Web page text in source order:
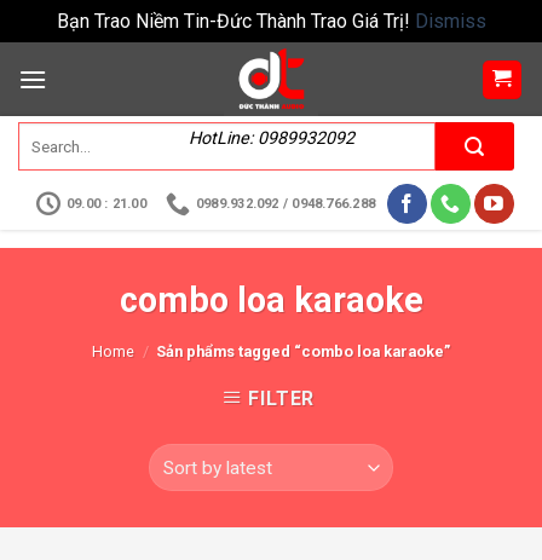
Bạn Trao Niềm Tin-Đức Thành Trao Giá Trị! Dismiss
HotLine: 0989932092
09.00 : 21.00 0989.932.092 / 0948.766.288
combo loa karaoke
Home / Sản phẩms tagged “combo loa karaoke”
FILTER